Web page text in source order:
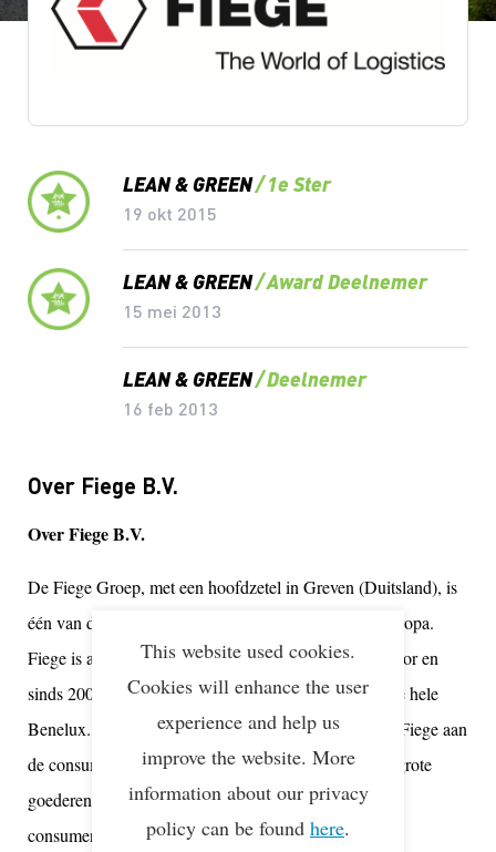
Lean & Green Milestones
LEAN & GREEN 1e Ster
19 okt 2015
LEAN & GREEN Award Deelnemer
15 mei 2013
LEAN & GREEN Deelnemer
16 feb 2013
Over Fiege B.V.
Over Fiege B.V.
De Fiege Groep, met een hoofdzetel in Greven (Duitsland), is
één van de leidende logistieke dienstverleners van Europa.
Fiege is al sinds 1968 actief in de home deliveries sector en
sinds 2003 verzorgt het next-day home deliveries in de hele
Benelux. Binnen het 2-Man Handling netwerk levert Fiege aan
de consument thuis o.a. wit- en bruingoed en andere grote
goederen. Fiege levert op de gewenste plaats van de
consument, installeert de goederen, neemt
This website used cookies.
Cookies will enhance the user
experience and help us
improve the website. More
information about our privacy
policy can be found here.